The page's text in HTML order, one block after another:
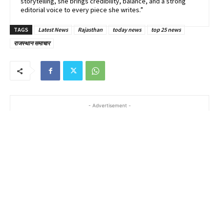
editorial voice to every piece she writes.”
TAGS Latest News Rajasthan today news
top 25 news
राजस्थान समाचार
- Advertisement -